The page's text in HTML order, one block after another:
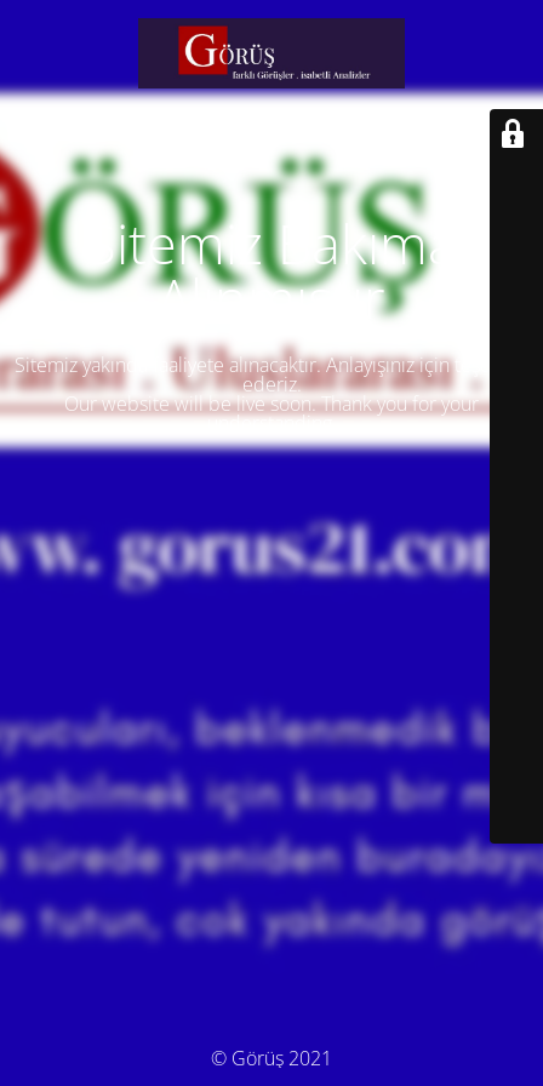
Sitemiz Bakıma
Alınmıştır
Sitemiz yakında faaliyete alınacaktır. Anlayışınız için teşekkür
ederiz.
Our website will be live soon. Thank you for your
understanding.
© Görüş 2021